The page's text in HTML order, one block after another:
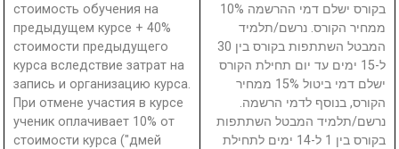
стоимость обучения на
предыдущем курсе + 40%
стоимости предыдущего
курса вследствие затрат на
запись и организацию курса.
При отмене участия в курсе
ученик оплачивает 10% от
стоимости курса ("дмей
בקורס ישלם דמי ההרשמה 10%
ממחיר הקורס. נרשם/תלמיד
המבטל השתתפות בקורס בין 30
ל-15 ימים עד יום תחילת הקורס
ישלם דמי ביטול 15% ממחיר
הקורס, בנוסף לדמי הרשמה.
נרשם/תלמיד המבטל השתתפות
בקורס בין 1 ל-14 ימים לתחילת